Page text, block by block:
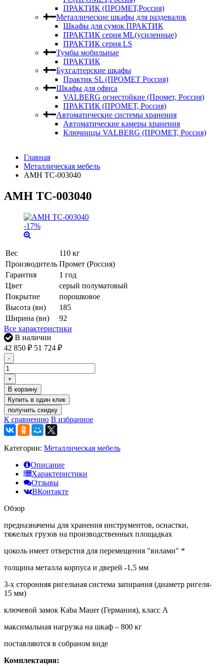
ПРАКТИК (ПРОМЕТ,Россия)
Металлические шкафы для раздевалок
Шкафы для сумок ПРАКТИК
ПРАКТИК серия ML(усиленные)
ПРАКТИК серия LS
Тумбы мобильные
ПРАКТИК
Бухгалтерские шкафы
Практик SL (ПРОМЕТ Россия)
Шкафы для офиса
VALBERG огнестойкие (Промет, Россия)
ПРАКТИК (ПРОМЕТ, Россия)
Автоматические системы хранения
Автоматические камеры хранения
Ключницы VALBERG (ПРОМЕТ, Россия)
Главная
Металлическая мебель
AMH TC-003040
AMH TC-003040
-17%
Вес
110 кг
Производитель Промет (Россия)
Гарантия
1 год
Цвет
серый полуматовый
Покрытие
порошковое
Высота (вн)
185
Ширина (вн)
92
Все характеристики
В наличии
42 850 ₽ 51 724 ₽
-
+
В корзину
получить скидку
К сравнению В избранное
Категории: Металлическая мебель
Описание
Характеристики
Отзывы
ВКонтакте
Обзор
предназначены для хранения инструментов, оснастки,
тяжелых грузов на производственных площадках
цоколь имеет отверстия для перемещения "вилами" *
толщина металла корпуса и дверей -1,5 мм
3-х сторонняя ригельная система запирания (диаметр ригеля-
15 мм)
ключевой замок Kaba Mauer (Германия), класс A
максимальная нагрузка на шкаф – 800 кг
поставляются в собраном виде
Комплектация: